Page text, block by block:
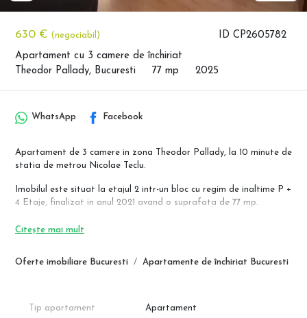
ID CP2605782
630 € (negociabil)
Apartament cu 3 camere de închiriat
Theodor Pallady, Bucuresti
77 mp 2025
Oferte imobiliare Bucuresti Apartamente de închiriat Bucuresti
WhatsApp Facebook
Apartament de 3 camere in zona Theodor Pallady, la 10 minute de
statia de metrou Nicolae Teclu.
Imobilul este situat la etajul 2 intr-un bloc cu regim de inaltime P +
4 Etaje, finalizat in anul 2021 avand o suprafata de 77 mp.
Apartamentul este mobilat si utilat complet, iar bucataria este
AC, 2 dormitoare si baie cu geam
*Localizare: Drumul Gura Ariesului, la o distanta de 10 minute de
statia de metrou Nicolae Teclu
Citește mai mult
Tip apartament Apartament